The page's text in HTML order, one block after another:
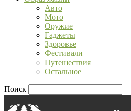
Авто
Мото
Оружие
Гаджеты
Здоровье
Фестивали
Путешествия
Остальное
Поиск